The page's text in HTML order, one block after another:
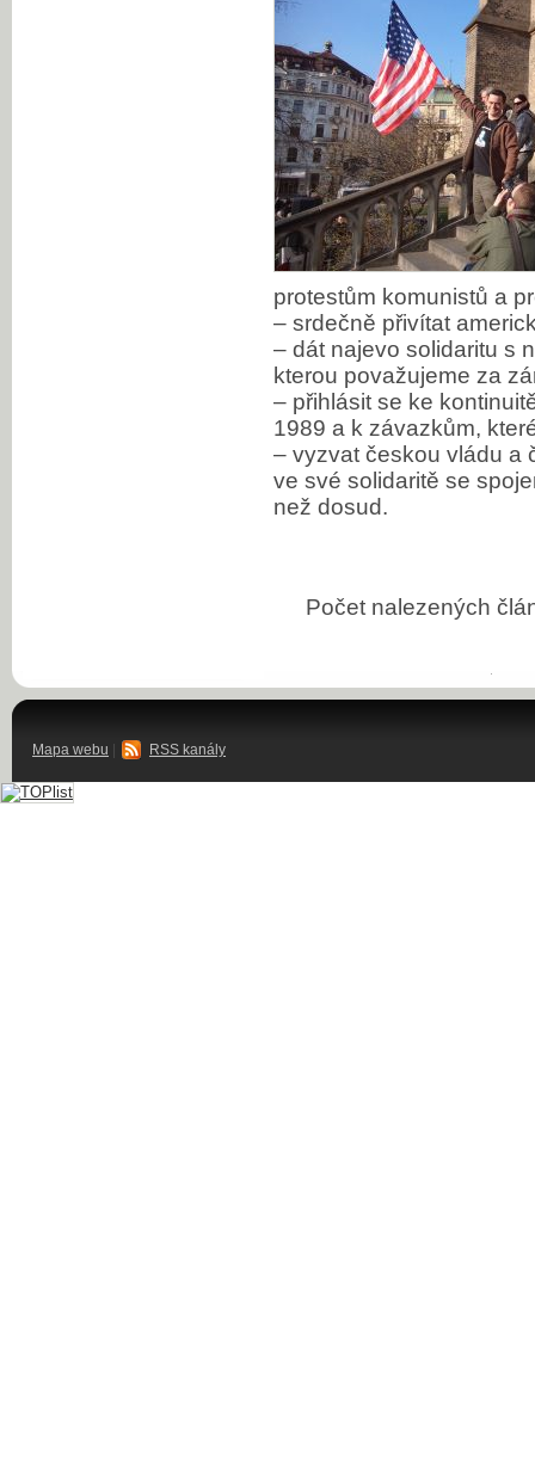
protestům komunistů a
– srdečně přivítat
– dát najevo solidaritu s
kterou považujeme za
– přihlásit se ke
1989 a k závazkům,
– vyzvat českou vládu a
ve své solidaritě se
než dosud.
Počet nalezených
Mapa webu RSS kanály